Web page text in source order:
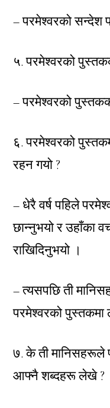
– परमेश्वरको सन्देश
५. परमेश्वरको
– परमेश्वरको
६. परमेश्वरको
रहन गयो ?
– धेरै वर्ष पहिले
छान्नुभयो र उहाँका
राखिदिनुभयो ।
– त्यसपछि ती
परमेश्वरको
७. के ती मानिसहरूले
आफ्नै शब्दहरू लेखे ?